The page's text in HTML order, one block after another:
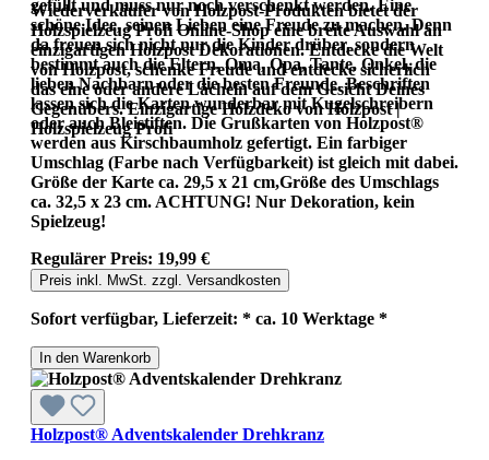
Wiederverkäufer von Holzpost-Produkten bietet der
Holzspielzeug Profi Online-Shop eine breite Auswahl an
einzigartigen Holzpost Dekorationen. Entdecke die Welt
von Holzpost, schenke Freude und entdecke sicherlich
das eine oder andere Lächeln auf dem Gesicht Deines
Gegenübers. Einzigartige Holzdeko von Holzpost |
Holzspielzeug Profi
gefüllt und muss nur noch verschenkt werden. Eine
schöne Idee, seinen Lieben eine Freude zu machen. Denn
da freuen sich nicht nur die Kinder drüber, sondern
bestimmt auch die Eltern, Oma, Opa, Tante, Onkel, die
lieben Nachbarn oder die besten Freunde. Beschriften
lassen sich die Karten wunderbar mit Kugelschreibern
oder auch Bleistiften. Die Grußkarten von Holzpost®
werden aus Kirschbaumholz gefertigt. Ein farbiger
Umschlag (Farbe nach Verfügbarkeit) ist gleich mit dabei.
Größe der Karte ca. 29,5 x 21 cm,Größe des Umschlags
ca. 32,5 x 23 cm. ACHTUNG! Nur Dekoration, kein
Spielzeug!
Regulärer Preis: 19,99 €
Preis inkl. MwSt. zzgl. Versandkosten
Sofort verfügbar, Lieferzeit: * ca. 10 Werktage *
In den Warenkorb
Holzpost® Adventskalender Drehkranz